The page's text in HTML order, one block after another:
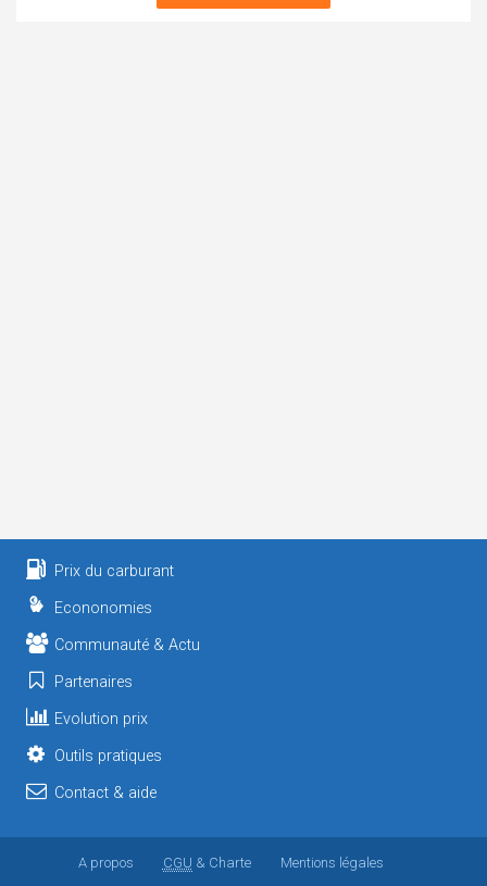
Prix du carburant
Econonomies
Communauté & Actu
Partenaires
Evolution prix
Outils pratiques
Contact & aide
A propos CGU & Charte Mentions légales